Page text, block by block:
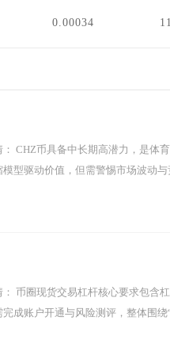
0.00034
模型驱动价值，但需警惕市场波动
完成账户开通与风险测评，整体围